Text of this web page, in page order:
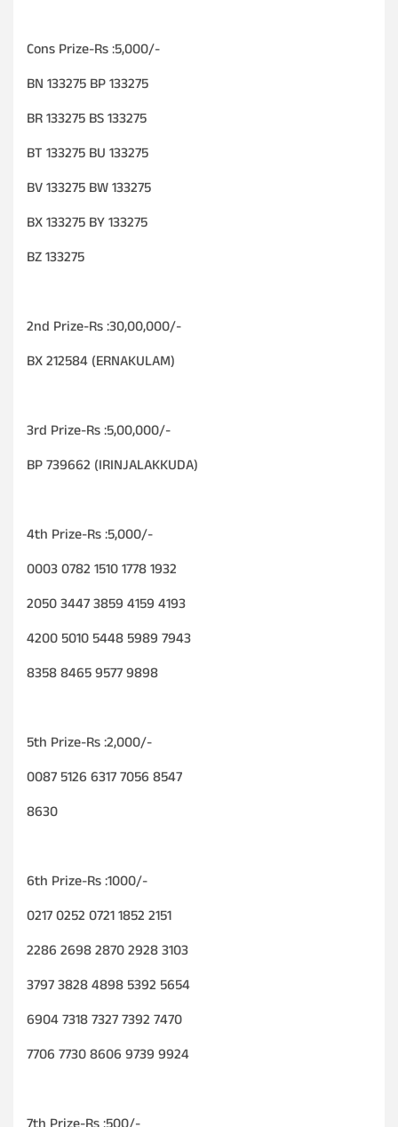
Cons Prize-Rs :5,000/-
BN 133275 BP 133275
BR 133275 BS 133275
BT 133275 BU 133275
BV 133275 BW 133275
BX 133275 BY 133275
BZ 133275
2nd Prize-Rs :30,00,000/-
BX 212584 (ERNAKULAM)
3rd Prize-Rs :5,00,000/-
BP 739662 (IRINJALAKKUDA)
4th Prize-Rs :5,000/-
0003 0782 1510 1778 1932
2050 3447 3859 4159 4193
4200 5010 5448 5989 7943
8358 8465 9577 9898
5th Prize-Rs :2,000/-
0087 5126 6317 7056 8547
8630
6th Prize-Rs :1000/-
0217 0252 0721 1852 2151
2286 2698 2870 2928 3103
3797 3828 4898 5392 5654
6904 7318 7327 7392 7470
7706 7730 8606 9739 9924